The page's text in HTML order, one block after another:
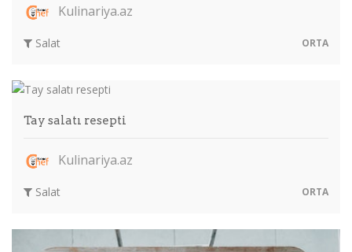
Kulinariya.az
Salat ORTA
Tay salatı resepti
Kulinariya.az
Salat ORTA